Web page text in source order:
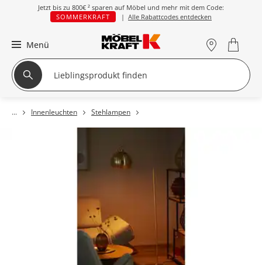
Jetzt bis zu 800€ ² sparen auf Möbel und mehr mit dem Code:
SOMMERKRAFT
| Alle Rabattcodes entdecken
Menü
Innenleuchten Stehlampen